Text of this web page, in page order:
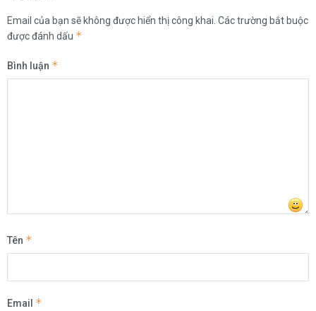
Email của bạn sẽ không được hiển thị công khai. Các trường bắt buộc
được đánh dấu *
Bình luận *
Tên *
Email *